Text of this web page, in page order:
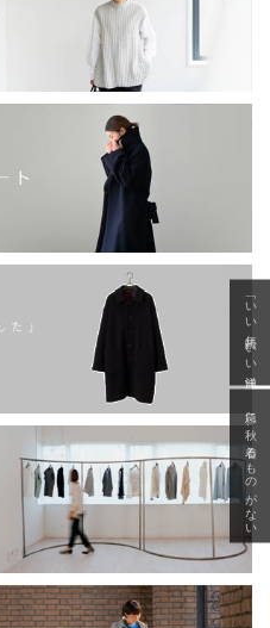
「いい年齢 いい洋服」
急に秋、着るものがない